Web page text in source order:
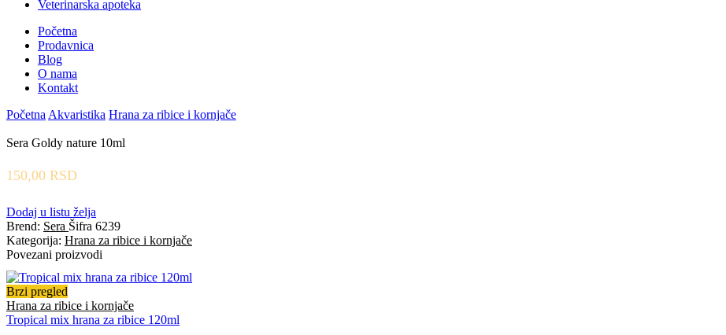
Veterinarska apoteka
Početna
Prodavnica
Blog
O nama
Kontakt
Početna Akvaristika Hrana za ribice i kornjače
Sera Goldy nature 10ml
150,00 RSD
Dodaj u listu želja
Brend: Sera Šifra 6239
Kategorija: Hrana za ribice i kornjače
Povezani proizvodi
Brzi pregled
Hrana za ribice i kornjače
Tropical mix hrana za ribice 120ml